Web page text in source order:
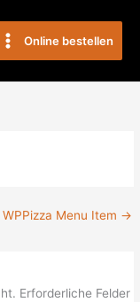
MenuOnline bestellen
Menu Item →
Erforderliche Felder